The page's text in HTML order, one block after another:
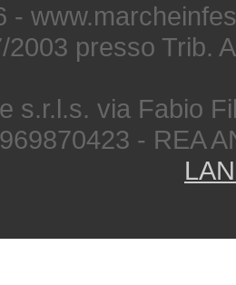
-
2003 presso Trib.
s.r.l.s. via Fabio
- REA